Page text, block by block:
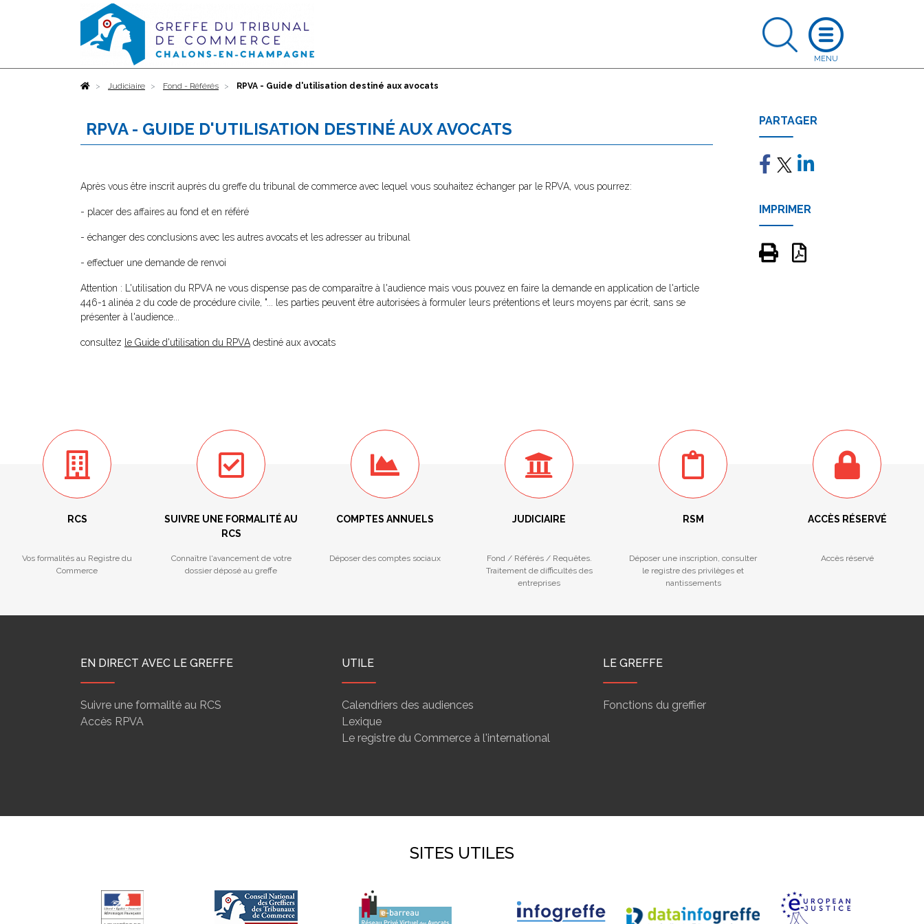
AccueilJudiciaire Fond - Référés RPVA - Guide d'utilisation destiné aux avocats
RPVA - GUIDE D'UTILISATION DESTINÉ AUX AVOCATS
Après vous être inscrit auprès du greffe du tribunal de commerce avec lequel vous souhaitez échanger par le RPVA, vous pourrez:
- placer des affaires au fond et en référé
- échanger des conclusions avec les autres avocats et les adresser au tribunal
- effectuer une demande de renvoi
Attention : L'utilisation du RPVA ne vous dispense pas de comparaître à l'audience mais vous pouvez en faire la demande en application de l'article
446-1 alinéa 2 du code de procédure civile, "... les parties peuvent être autorisées à formuler leurs prétentions et leurs moyens par écrit, sans se
présenter à l'audience...
consultez le Guide d'utilisation du RPVA destiné aux avocats
PARTAGER
IMPRIMER
RCS
Vos formalités au Registre du
Commerce
SUIVRE UNE FORMALITÉ AU
RCS
Connaître l'avancement de votre
dossier déposé au greffe
COMPTES ANNUELS
Déposer des comptes sociaux
JUDICIAIRE
Fond / Référés / Requêtes.
Traitement de difficultés des
entreprises
RSM
Déposer une inscription, consulter
le registre des privilèges et
nantissements
ACCÈS RÉSERVÉ
Accès réservé
EN DIRECT AVEC LE GREFFE
Suivre une formalité au RCS
Accès RPVA
UTILE
Calendriers des audiences
Lexique
Le registre du Commerce à l'international
LE GREFFE
Fonctions du greffier
SITES UTILES